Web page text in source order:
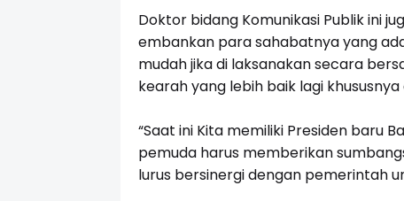
Doktor bidang Komunikasi Publik ini
embankan para sahabatnya yang
mudah jika di laksanakan secara
kearah yang lebih baik lagi
“Saat ini Kita memiliki Presiden baru
pemuda harus memberikan
lurus bersinergi dengan pemerintah